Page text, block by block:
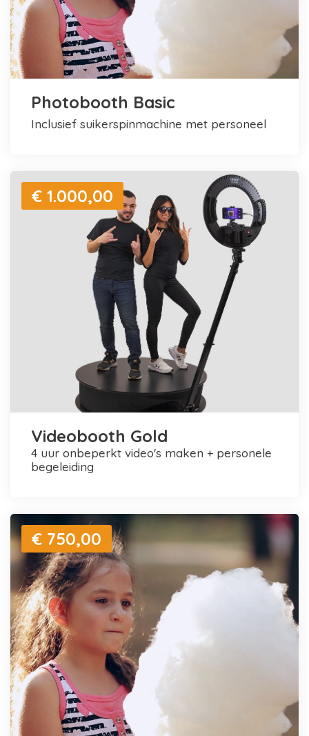
Photobooth Basic
inclusief suikerspinmachine met personeel
€ 1.000,00
Videobooth Gold
4 uur onbeperkt video's maken + personele
begeleiding
€ 750,00